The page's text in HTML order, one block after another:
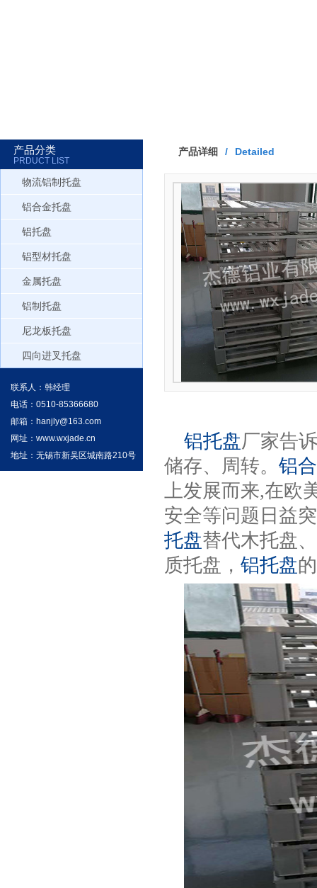
产品分类
PRDUCT LIST
物流铝制托盘
铝合金托盘
铝托盘
铝型材托盘
金属托盘
铝制托盘
尼龙板托盘
四向进叉托盘
联系人：韩经理
电话：0510-85366680
邮箱： hanjly@163.com
网址： www.wxjade.cn
地址：无锡市新吴区城南路210号
产品详细 / Detailed
铝托盘厂家告
储存、周转。 铝
上发展而来,在欧
安全等问题日益
托盘替代木托盘
质托盘， 铝托盘